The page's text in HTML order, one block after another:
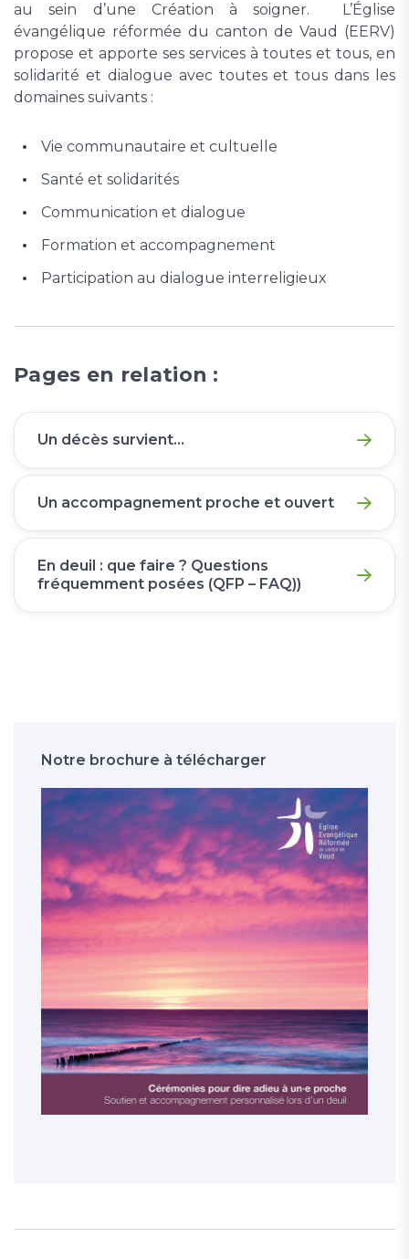
au sein d’une Création à soigner.
L’Église
évangélique réformée du canton de Vaud (EERV)
propose et apporte ses services à toutes et tous, en
solidarité et dialogue avec toutes et tous dans les
domaines suivants :
Vie communautaire et cultuelle
Santé et solidarités
Communication et dialogue
Formation et accompagnement
Participation au dialogue interreligieux
Pages en relation :
Un décès survient...
Un accompagnement proche et ouvert
En deuil : que faire ? Questions
fréquemment posées (QFP – FAQ))
Notre brochure à télécharger